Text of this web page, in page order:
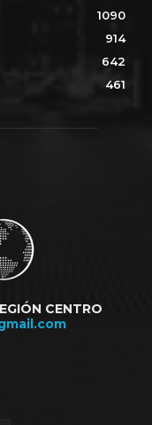
1090
914
642
461
CENTRO